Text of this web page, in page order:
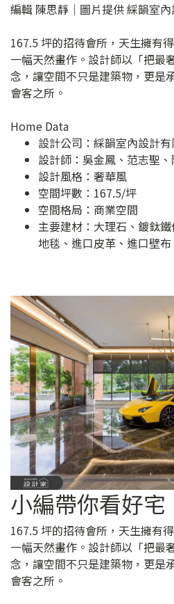
編輯 陳思靜｜圖片提供 綵韻室
167.5 坪的招待會所，天生擁有
一幅天然畫作。設計師以「把最
念，讓空間不只是建築物，更是
會客之所。
Home Data
設計公司： 綵韻室內設計
設計師：吳金鳳、范志聖
設計風格：奢華風
空間坪數：167.5/坪
空間格局：商業空間
主要建材：大理石、鍍鈦
地毯、進口皮革、進口壁
小編帶你看好宅
167.5 坪的招待會所，天生擁有
一幅天然畫作。設計師以「把最
念，讓空間不只是建築物，更是
會客之所。